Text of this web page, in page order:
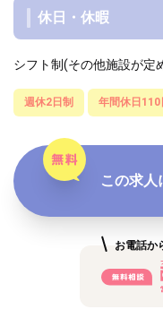
休日・休暇
シフト制(その他施設が定
週休2日制 年間休日110
この求人
お電話か